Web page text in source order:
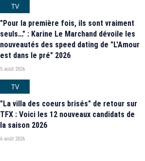
TV
"Pour la première fois, ils sont vraiment
seuls…" : Karine Le Marchand dévoile les
nouveautés des speed dating de "L'Amour
est dans le pré" 2026
5 août 2026
TV
"La villa des coeurs brisés" de retour sur
TFX : Voici les 12 nouveaux candidats de
la saison 2026
6 août 2026